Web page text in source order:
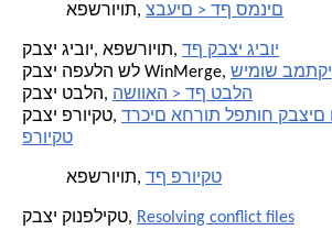
אפשרויות, צבעים > דף סמנים
קבצי גיבוי, אפשרויות, דף קבצי גיבוי
קבצי הפעלה של WinMerge, (מומלץ)
קבצי טבלה, השוואה > דף טבלה
קבצי פרויקט, לפתוח קבצים ותיקיות
פרויקט
אפשרויות, דף פרויקט
קבצי קונפליקט, Resolving conflict files